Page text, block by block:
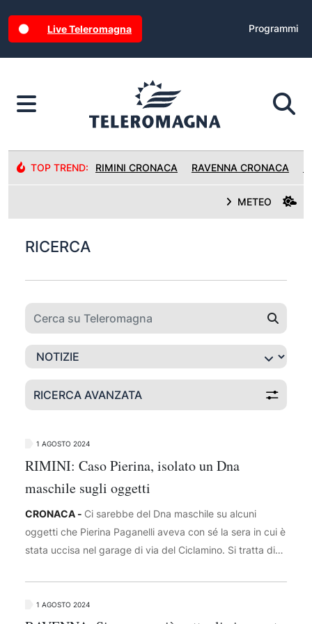
Live Teleromagna Programmi
TOP TREND: RIMINI CRONACA RAVENNA CRONACA
METEO
RICERCA
RICERCA AVANZATA
1 AGOSTO 2024
RIMINI: Caso Pierina, isolato un Dna
maschile sugli oggetti
CRONACA - Ci sarebbe del Dna maschile su alcuni
oggetti che Pierina Paganelli aveva con sé la sera in cui è
stata uccisa nel garage di via del Ciclamino. Si tratta di
definito scarsissima, ma che sarebbe attribuibile ad un
uomo. Ai laboratori dell'istituto di Genetica di Tor Vergata
1 AGOSTO 2024